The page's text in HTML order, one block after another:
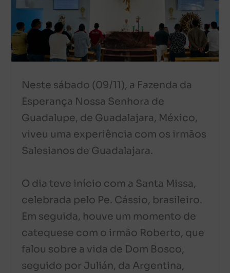
Neste sábado (09/11), a Fazenda da
Esperança Nossa Senhora de
Guadalupe, de Guadalajara, México,
viveu uma experiência com os irmãos
Salesianos de Guadalajara.
O dia teve início com a Santa Missa,
celebrada pelo Pe. Cássio, brasileiro.
Em seguida, houve um momento de
catequese com o irmão Roberto, que
falou sobre a vida de Dom Bosco,
seguido por Julián, da Argentina,